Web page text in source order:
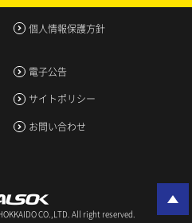
個人情報保護方針
電子公告
サイトポリシー
お問い合わせ
CO.,LTD. All right reserved.